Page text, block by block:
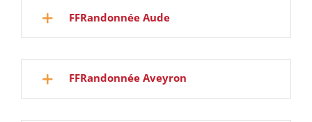
FFRandonnée Aude
FFRandonnée Aveyron